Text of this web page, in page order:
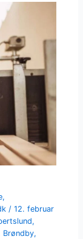
,
/12. februar
,
Brøndby,